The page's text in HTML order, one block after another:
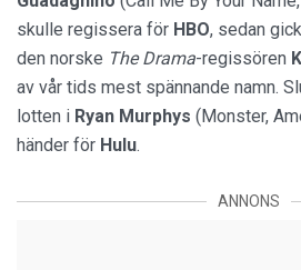
skulle regissera för HBO, sedan
den norske The Drama-regissören
av vår tids mest spännande namn.
lotten i Ryan Murphys (Monster,
händer för Hulu.
ANNONS